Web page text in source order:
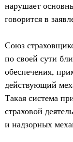
нарушает
говорится в
Союз
по своей сути
обеспечения,
действующий
Такая система
страховой
и надзорных